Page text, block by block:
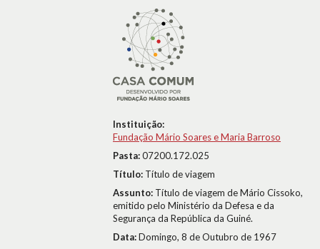
Instituição:
Fundação Mário Soares e Maria Barroso
Pasta:07200.172.025
Título: Título de viagem
Assunto: Título de viagem de Mário Cissoko,
emitido pelo Ministério da Defesa e da
Segurança da República da Guiné.
Data:Domingo, 8 de Outubro de 1967